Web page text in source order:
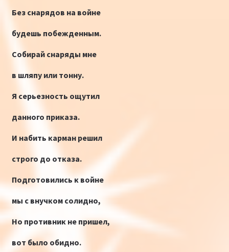
Без снарядов на войне
будешь побежденным.
Собирай снаряды мне
в шляпу или тонну.
Я серьезность ощутил
данного приказа.
И набить карман решил
строго до отказа.
Подготовились к войне
мы с внучком солидно,
Но противник не пришел,
вот было обидно.